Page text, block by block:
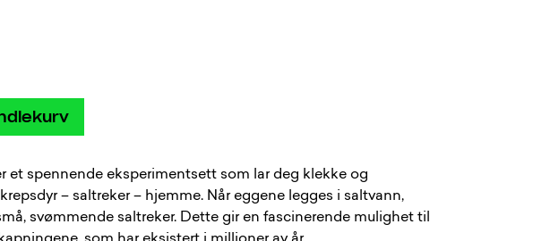
et spennende eksperimentsett som lar deg klekke og
– saltreker – hjemme. Når eggene legges i saltvann,
svømmende saltreker. Dette gir en fascinerende mulighet til